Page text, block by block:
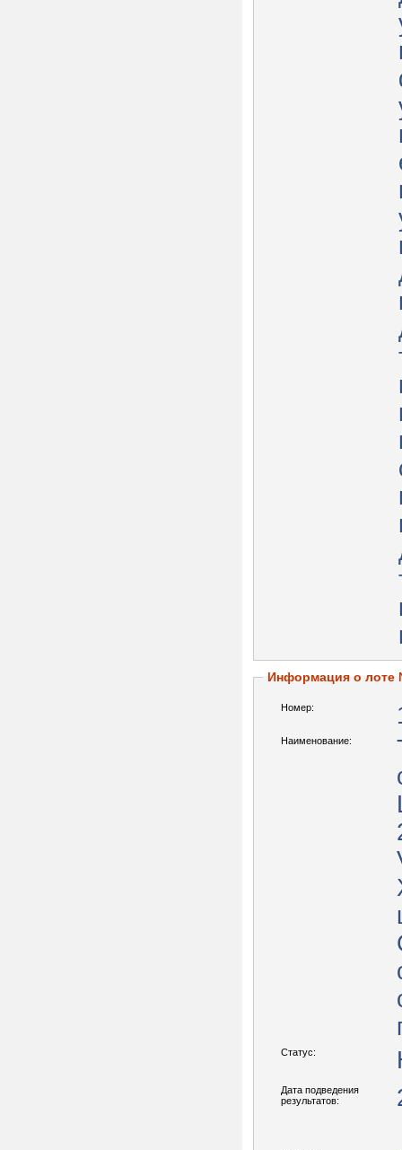
Информация о лоте
Номер:
Наименование:
Статус:
Дата подведения
результатов: